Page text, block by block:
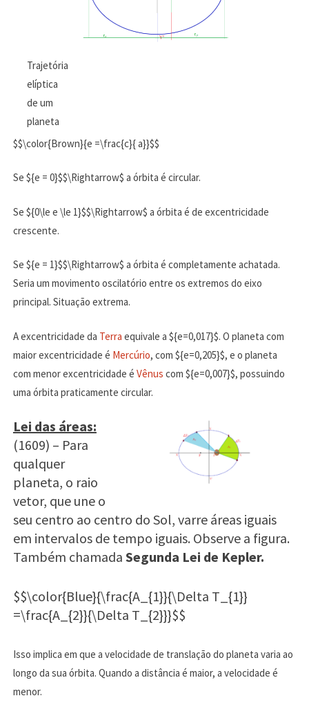
Trajetória
elíptica
de um
planeta
$$\color{Brown}{e =\frac{c}{ a}}$$
Se ${e = 0}$$\Rightarrow$ a órbita é circular.
Se ${0\le e \le 1}$$\Rightarrow$ a órbita é de excentricidade
crescente.
Se ${e = 1}$$\Rightarrow$ a órbita é completamente achatada.
Seria um movimento oscilatório entre os extremos do eixo
principal. Situação extrema.
A excentricidade da Terra equivale a ${e=0,017}$. O planeta com
maior excentricidade é Mercúrio, com ${e=0,205}$, e o planeta
com menor excentricidade é Vênus com ${e=0,007}$, possuindo
uma órbita praticamente circular.
Lei das áreas:
(1609) – Para
qualquer
planeta, o raio
vetor, que une o
seu centro ao centro do Sol, varre áreas iguais
em intervalos de tempo iguais. Observe a figura.
Também chamada Segunda Lei de Kepler.
$$\color{Blue}{\frac{A_{1}}{\Delta T_{1}}
=\frac{A_{2}}{\Delta T_{2}}}$$
Isso implica em que a velocidade de translação do planeta varia ao
longo da sua órbita. Quando a distância é maior, a velocidade é
menor.